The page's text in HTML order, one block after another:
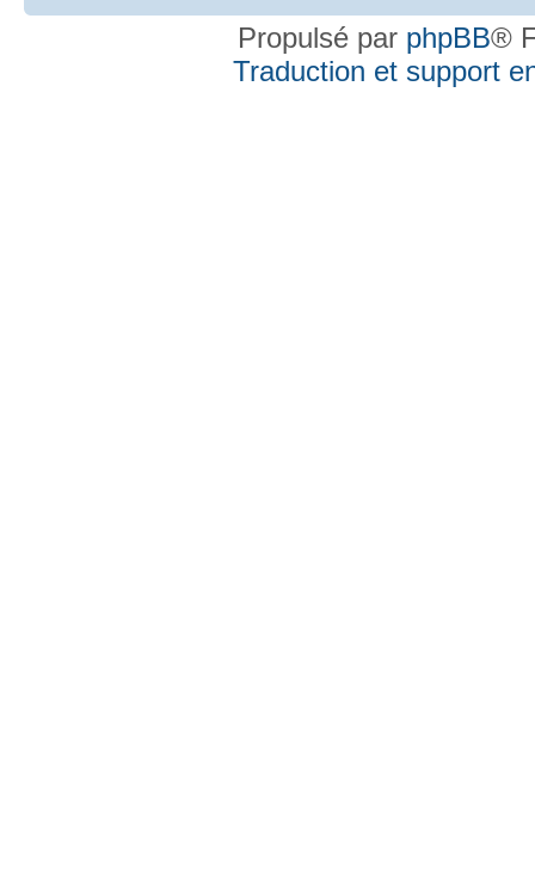
Propulsé par phpBB®
Traduction et support